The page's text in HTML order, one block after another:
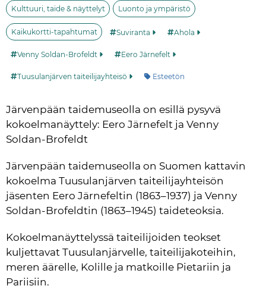
Kulttuuri, taide & näyttelyt Luonto ja ympäristö
Kaikukortti-tapahtumat Suviranta Ahola
Venny Soldan-Brofeldt Eero Järnefelt
Tuusulanjärven taiteilijayhteisö Kategoria:
Esteetön
Järvenpään taidemuseolla on esillä pysyvä
kokoelmanäyttely: Eero Järnefelt ja Venny
Soldan-Brofeldt
Järvenpään taidemuseolla on Suomen kattavin
kokoelma Tuusulanjärven taiteilijayhteisön
jäsenten Eero Järnefeltin (1863–1937) ja Venny
Soldan-Brofeldtin (1863–1945) taideteoksia.
Kokoelmanäyttelyssä taiteilijoiden teokset
kuljettavat Tuusulanjärvelle, taiteilijakoteihin,
meren äärelle, Kolille ja matkoille Pietariin ja
Pariisiin.